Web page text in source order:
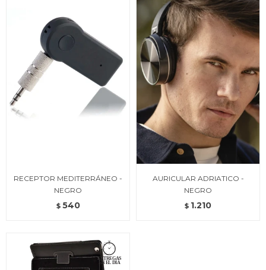
RECEPTOR MEDITERRÁNEO -
NEGRO
$ 540
AURICULAR ADRIATICO -
NEGRO
$ 1.210